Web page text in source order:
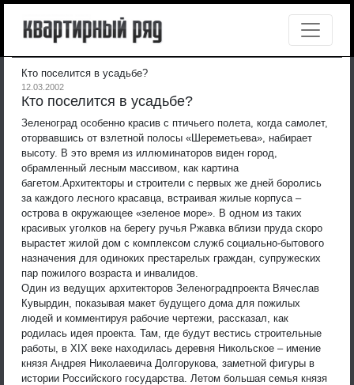
Кто поселится в усадьбе?
12.03.2002
Кто поселится в усадьбе?
Зеленоград особенно красив с птичьего полета, когда самолет,
оторвавшись от взлетной полосы «Шереметьева», набирает
высоту. В это время из иллюминаторов виден город,
обрамленный лесным массивом, как картина
багетом. Архитекторы и строители с первых же дней боролись
за каждого лесного красавца, встраивая жилые корпуса –
острова в окружающее «зеленое море». В одном из таких
красивых уголков на берегу ручья Ржавка вблизи пруда скоро
вырастет жилой дом с комплексом служб социально-бытового
назначения для одиноких престарелых граждан, супружеских
пар пожилого возраста и инвалидов.
Один из ведущих архитекторов Зеленоградпроекта Вячеслав
Кувырдин, показывая макет будущего дома для пожилых
людей и комментируя рабочие чертежи, рассказал, как
родилась идея проекта. Там, где будут вестись строительные
работы, в ХIХ веке находилась деревня Никольское – имение
князя Андрея Николаевича Долгорукова, заметной фигуры в
истории Российского государства. Летом большая семья князя